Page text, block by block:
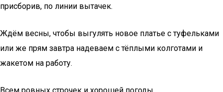
присборив, по линии вытачек.
Ждём весны, чтобы выгулять новое платье с туфельками
или же прям завтра надеваем с тёплыми колготами и
жакетом на работу.